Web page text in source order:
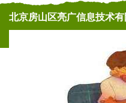
北京房山区亮广信息技术有